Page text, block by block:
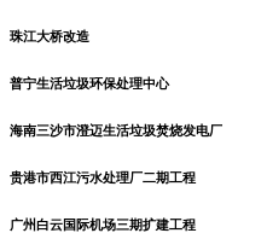
珠江大桥改造
普宁生活垃圾环保处理中心
海南三沙市澄迈生活垃圾焚烧发电厂
贵港市西江污水处理厂二期工程
广州白云国际机场三期扩建工程